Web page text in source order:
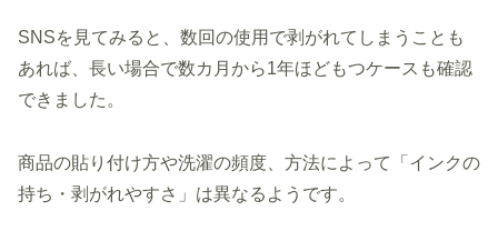
SNSを見てみると、数回の使用で剥がれてしまうことも
あれば、長い場合で数カ月から1年ほどもつケースも確認
できました。
商品の貼り付け方や洗濯の頻度、方法によって「インクの
持ち・剥がれやすさ」は異なるようです。